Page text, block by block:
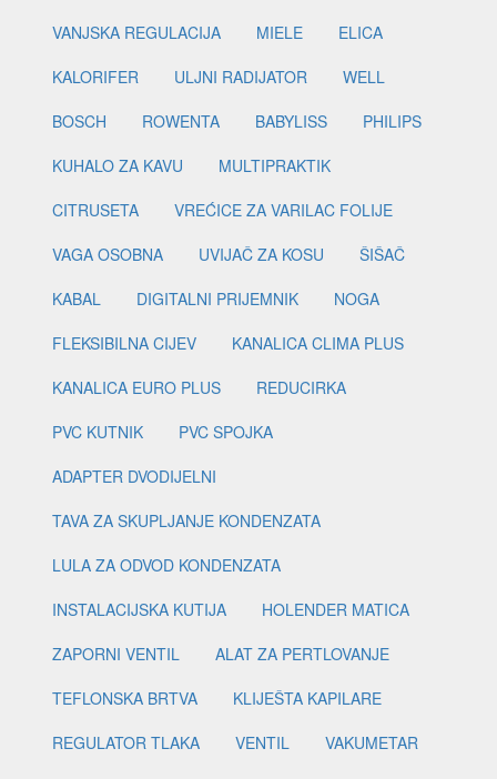
VANJSKA REGULACIJA
MIELE
ELICA
KALORIFER
ULJNI RADIJATOR
WELL
BOSCH
ROWENTA BABYLISS
PHILIPS
KUHALO ZA KAVU
MULTIPRAKTIK
CITRUSETA
VREĆICE ZA VARILAC FOLIJE
VAGA OSOBNA
UVIJAČ ZA KOSU
ŠIŠAČ
KABAL
DIGITALNI PRIJEMNIK
NOGA
FLEKSIBILNA CIJEV
KANALICA CLIMA PLUS
KANALICA EURO PLUS
REDUCIRKA
PVC KUTNIK
PVC SPOJKA
ADAPTER DVODIJELNI
TAVA ZA SKUPLJANJE KONDENZATA
LULA ZA ODVOD KONDENZATA
INSTALACIJSKA KUTIJA
HOLENDER MATICA
ZAPORNI VENTIL
ALAT ZA PERTLOVANJE
TEFLONSKA BRTVA
KLIJEŠTA KAPILARE
REGULATOR TLAKA
VENTIL
VAKUMETAR